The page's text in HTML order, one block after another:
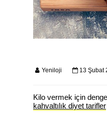
Yeniloji 13 Şubat
Kilo vermek için
kahvaltılık diyet tarifler